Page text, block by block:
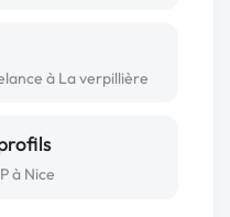
à La verpillière
à Nice